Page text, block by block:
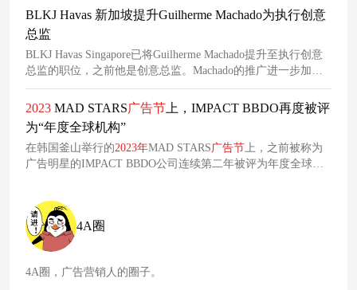
席PEACH会议。
BLKJ Havas 新加坡提升Guilherme Machado为执行创意
总监
BLKJ Havas Singapore已将Guilherme Machado提升至执行创意
总监的职位，之前他是创意总监。Machado的推广进一步加强
了BLKJ Havas的创意产品，并使该机构能够在泛区域层面上寻
求更多的客户和活动。
2023 MAD STARS广告节 上，IMPACT BBDO再度被评
为“年度全球机构”
在韩国釜山举行的2023年MAD STARS 广告节 上，之前被称为
广告明星的IMPACT BBDO公司连续第二年被评为年度全球代
4A圈
4A圈，广告营销人的圈子。